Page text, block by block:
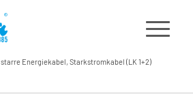
starre Energiekabel, Starkstromkabel (LK 1+2)